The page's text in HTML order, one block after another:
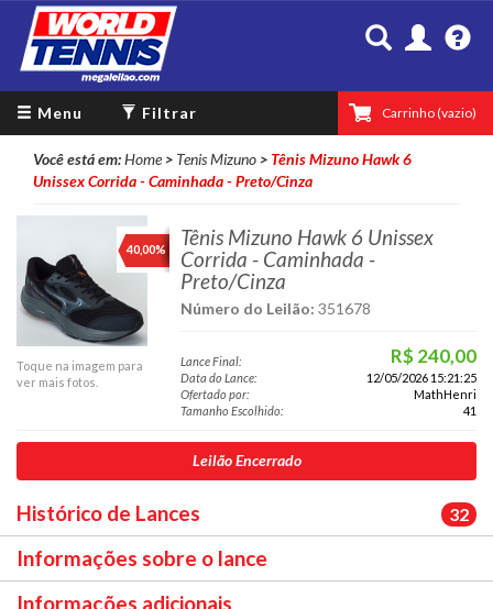
Minha
Menu Filtrar Carrinho(vazio)
Você está em:Home > Tenis Mizuno >Tênis Mizuno Hawk 6
Unissex Corrida - Caminhada - Preto/Cinza
40,00%
Toque na imagem para
ver mais fotos.
Tênis Mizuno Hawk 6 Unissex
Corrida - Caminhada -
Preto/Cinza
Número do Leilão: 351678
Lance Final: R$ 240,00
Data do Lance:
12/05/2026 15:21:25
Ofertado por:
MathHenri
Tamanho Escolhido:
41
Leilão Encerrado
Histórico de Lances 32
Informações sobre o lance
Informações adicionais